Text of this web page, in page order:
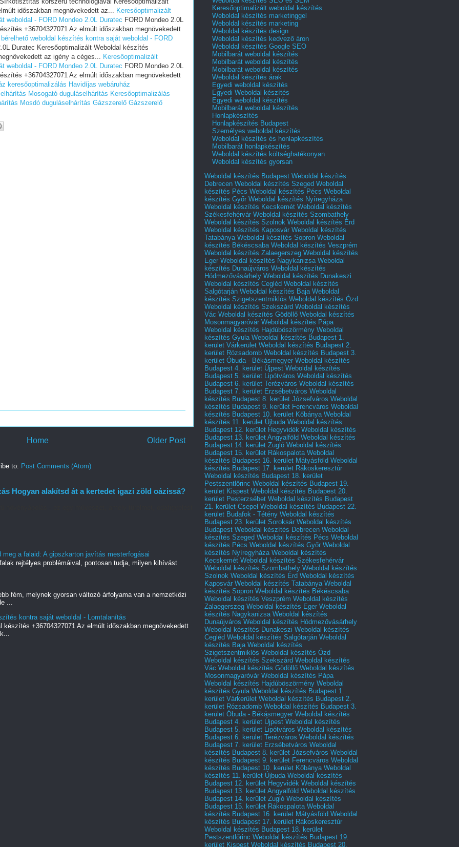
időszakban megnövekedett az... Keresőoptimalizált
weboldal - FORD Mondeo 2.0L Duratec FORD Mondeo 2.0L
+36704327071 Az elmúlt időszakban megnövekedett
weboldal készítés kontra saját weboldal - FORD
Duratec Keresőoptimalizált Weboldal készítés
az igény a céges... Keresőoptimalizált
weboldal - FORD Mondeo 2.0L Duratec FORD Mondeo 2.0L
+36704327071 Az elmúlt időszakban megnövekedett
keresőoptimalizálás Havidíjas webáruház
Mosogató duguláselhárítás Keresőoptimalizálás
Mosdó duguláselhárítás Gázszerelő Gázszerelő
Older Post
Home
to: Post Comments (Atom)
Hogyan alakítsd át a kertedet igazi zöld oázissá?
a falaid: A gipszkarton javítás mesterfogásai
rejtélyes problémáival, pontosan tudja, milyen kihívást
fém, melynek gyorsan változó árfolyama van a nemzetközi
...
kontra saját weboldal - Lomtalanítás
készítés +36704327071 Az elmúlt időszakban megnövekedett
Keresőoptimalizált weboldal készítés
Weboldal készítés marketinggel
Weboldal készítés marketing
Weboldal készítés design
Weboldal készítés kedvező áron
Weboldal készítés Google SEO
Mobilbarát weboldal készítés
Mobilbarát weboldal készítés
Mobilbarát weboldal készítés
Weboldal készítés árak
Egyedi weboldal készítés
Egyedi Weboldal készítés
Egyedi weboldal készítés
Mobilbarát weboldal készítés
Honlapkészítés
Honlapkészítés Budapest
Személyes weboldal készítés
Weboldal készítés és honlapkészítés
Mobilbarát honlapkészítés
Weboldal készítés költséghatékonyan
Weboldal készítés gyorsan
Weboldal készítés Budapest Weboldal készítés
Debrecen Weboldal készítés Szeged Weboldal
készítés Pécs Weboldal készítés Pécs Weboldal
készítés Győr Weboldal készítés Nyíregyháza
Weboldal készítés Kecskemét Weboldal készítés
Székesfehérvár Weboldal készítés Szombathely
Weboldal készítés Szolnok Weboldal készítés Érd
Weboldal készítés Kaposvár Weboldal készítés
Tatabánya Weboldal készítés Sopron Weboldal
készítés Békéscsaba Weboldal készítés Veszprém
Weboldal készítés Zalaegerszeg Weboldal készítés
Eger Weboldal készítés Nagykanizsa Weboldal
készítés Dunaújváros Weboldal készítés
Hódmezővásárhely Weboldal készítés Dunakeszi
Weboldal készítés Cegléd Weboldal készítés
Salgótarján Weboldal készítés Baja Weboldal
készítés Szigetszentmiklós Weboldal készítés Ózd
Weboldal készítés Szekszárd Weboldal készítés
Vác Weboldal készítés Gödöllő Weboldal készítés
Mosonmagyaróvár Weboldal készítés Pápa
Weboldal készítés Hajdúböszörmény Weboldal
készítés Gyula Weboldal készítés Budapest 1.
kerület Várkerület Weboldal készítés Budapest 2.
kerület Rózsadomb Weboldal készítés Budapest 3.
kerület Óbuda - Békásmegyer Weboldal készítés
Budapest 4. kerület Újpest Weboldal készítés
Budapest 5. kerület Lipótváros Weboldal készítés
Budapest 6. kerület Terézváros Weboldal készítés
Budapest 7. kerület Erzsébetváros Weboldal
készítés Budapest 8. kerület Józsefváros Weboldal
készítés Budapest 9. kerület Ferencváros Weboldal
készítés Budapest 10. kerület Kőbánya Weboldal
készítés 11. kerület Újbuda Weboldal készítés
Budapest 12. kerület Hegyvidék Weboldal készítés
Budapest 13. kerület Angyalföld Weboldal készítés
Budapest 14. kerület Zugló Weboldal készítés
Budapest 15. kerület Rákospalota Weboldal
készítés Budapest 16. kerület Mátyásföld Weboldal
készítés Budapest 17. kerület Rákoskeresztúr
Weboldal készítés Budapest 18. kerület
Pestszentlőrinc Weboldal készítés Budapest 19.
kerület Kispest Weboldal készítés Budapest 20.
kerület Pesterzsébet Weboldal készítés Budapest
21. kerület Csepel Weboldal készítés Budapest 22.
kerület Budafok - Tétény Weboldal készítés
Budapest 23. kerület Soroksár Weboldal készítés
Budapest Weboldal készítés Debrecen Weboldal
készítés Szeged Weboldal készítés Pécs Weboldal
készítés Pécs Weboldal készítés Győr Weboldal
készítés Nyíregyháza Weboldal készítés
Kecskemét Weboldal készítés Székesfehérvár
Weboldal készítés Szombathely Weboldal készítés
Szolnok Weboldal készítés Érd Weboldal készítés
Kaposvár Weboldal készítés Tatabánya Weboldal
készítés Sopron Weboldal készítés Békéscsaba
Weboldal készítés Veszprém Weboldal készítés
Zalaegerszeg Weboldal készítés Eger Weboldal
készítés Nagykanizsa Weboldal készítés
Dunaújváros Weboldal készítés Hódmezővásárhely
Weboldal készítés Dunakeszi Weboldal készítés
Cegléd Weboldal készítés Salgótarján Weboldal
készítés Baja Weboldal készítés
Szigetszentmiklós Weboldal készítés Ózd
Weboldal készítés Szekszárd Weboldal készítés
Vác Weboldal készítés Gödöllő Weboldal készítés
Mosonmagyaróvár Weboldal készítés Pápa
Weboldal készítés Hajdúböszörmény Weboldal
készítés Gyula Weboldal készítés Budapest 1.
kerület Várkerület Weboldal készítés Budapest 2.
kerület Rózsadomb Weboldal készítés Budapest 3.
kerület Óbuda - Békásmegyer Weboldal készítés
Budapest 4. kerület Újpest Weboldal készítés
Budapest 5. kerület Lipótváros Weboldal készítés
Budapest 6. kerület Terézváros Weboldal készítés
Budapest 7. kerület Erzsébetváros Weboldal
készítés Budapest 8. kerület Józsefváros Weboldal
készítés Budapest 9. kerület Ferencváros Weboldal
készítés Budapest 10. kerület Kőbánya Weboldal
készítés 11. kerület Újbuda Weboldal készítés
Budapest 12. kerület Hegyvidék Weboldal készítés
Budapest 13. kerület Angyalföld Weboldal készítés
Budapest 14. kerület Zugló Weboldal készítés
Budapest 15. kerület Rákospalota Weboldal
készítés Budapest 16. kerület Mátyásföld Weboldal
készítés Budapest 17. kerület Rákoskeresztúr
Weboldal készítés Budapest 18. kerület
Pestszentlőrinc Weboldal készítés Budapest 19.
kerület Kispest Weboldal készítés Budapest 20.